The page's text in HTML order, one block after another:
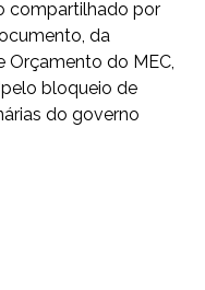
compartilhado por
da
Orçamento do MEC,
bloqueio de
do governo